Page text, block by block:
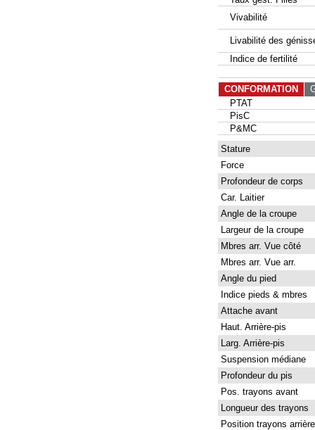
Vivabilité
Livabilité des
Indice de fertilité
CONFORMATION
PTAT
PisC
P&MC
Stature
Force
Profondeur de corps
Car. Laitier
Angle de la croupe
Largeur de la croupe
Mbres arr. Vue côté
Mbres arr. Vue arr.
Angle du pied
Indice pieds & mbres
Attache avant
Haut. Arrière-pis
Larg. Arrière-pis
Suspension médiane
Profondeur du pis
Pos. trayons avant
Longueur des trayons
Position trayons arrière